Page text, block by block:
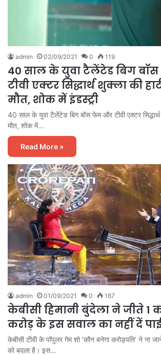
admin 02/09/2021 0 119
40 साल के युवा टैलेंटेड बिग
टीवी एक्टर सिद्धार्थ शुक्ला की
मौत, शोक में इंडस्ट्री
40 साल के युवा टैलेंटेड बिग बॉस फेम और टीवी एक्टर
मौत, शोक में…
Read More »
admin 01/09/2021 0 167
केबीसी हिमानी बुंदेला ने जीते 1
करोड़ के इस सवाल का नहीं दें
केबीसी टीवी के पॉपुलर गेम शो ‘कौन बनेगा करोड़पति’ ने ना
को बदला है। इस…